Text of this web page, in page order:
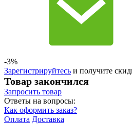
-3%
Зарегистрируйтесь и получите
Товар закончился
Запросить товар
Ответы на вопросы:
Как оформить заказ?
Оплата Доставка